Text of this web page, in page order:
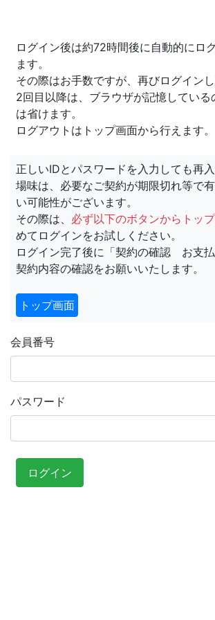
ログイン後は約72時間後に自動的にロ
ます。
その際はお手数ですが、再びログインし
2回目以降は、ブラウザが記憶している
は省けます。
ログアウトはトップ画面から行えます。
正しいIDとパスワードを入力しても再
場味は、必要なご契約が期限切れ等で
い可能性がございます。
その際は、 必ず以下のボタンからトッ
めてログインをお試しください。
ログイン完了後に「契約の確認 お支
契約内容の確認をお願いいたします。
トップ画面
会員番号
パスワード